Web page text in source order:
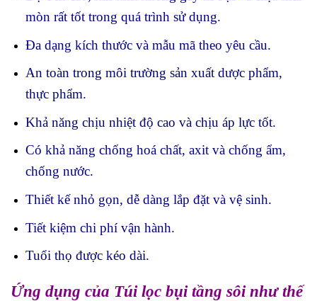
mòn rất tốt trong quá trình sử dụng.
Đa dạng kích thước và mẫu mã theo yêu cầu.
An toàn trong môi trường sản xuất dược phẩm,
thực phẩm.
Khả năng chịu nhiệt độ cao và chịu áp lực tốt.
Có khả năng chống hoá chất, axit và chống ẩm,
chống nước.
Thiết kế nhỏ gọn, dễ dàng lắp đặt và vệ sinh.
Tiết kiệm chi phí vận hành.
Tuổi thọ được kéo dài.
Ứng dụng của Túi lọc bụi tầng sôi như thế